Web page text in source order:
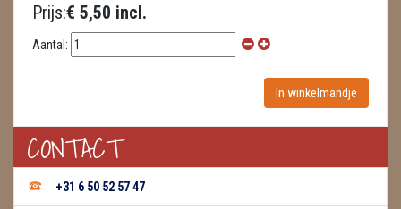
VLINDERS
WIEROOK, OLIE & TOEBEHOREN
Prijs:€ 5,50 incl.
Aantal:
CONTACT
+31 6 50 52 57 47